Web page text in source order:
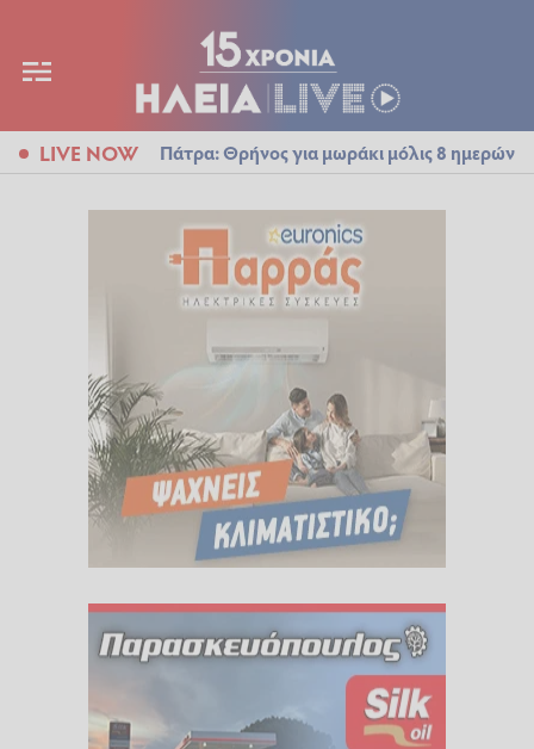
LIVE NOW Πάτρα: Θρήνος για μωράκι μόλις 8 ημερών